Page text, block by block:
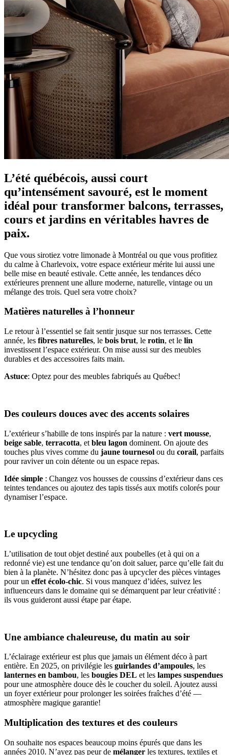
L’été québécois, aussi court
qu’intensément savouré, est le moment
idéal pour transformer balcons, terrasses,
cours et jardins en véritables havres de
paix.
Que vous sirotiez votre limonade à Montréal ou que vous profitiez
du calme à Charlevoix, votre espace extérieur mérite lui aussi une
belle mise en beauté estivale. Cette année, les tendances déco
extérieures prennent une allure moderne, naturelle, vintage ou un
mélange des trois. Quel sera votre choix?
Matières naturelles à l’honneur
Le retour à l’essentiel se fait sentir jusque sur nos terrasses. Cette
année, les fibres naturelles, le bois brut, le rotin, et le lin
investissent l’espace extérieur. On mise aussi sur des meubles
durables et des accessoires faits main.
Astuce: Optez pour des meubles fabriqués au Québec!
Des couleurs douces avec des accents solaires
L’extérieur s’habille de tons inspirés par la nature : vert mousse,
beige sable, terracotta, et bleu lagon dominent. On ajoute des
touches plus vives comme du jaune tournesol ou du corail, parfaits
pour raviver un coin détente ou un espace repas.
Idée simple : Changez vos housses de coussins d’extérieur dans ces
teintes tendances ou ajoutez des tapis tissés aux motifs colorés pour
dynamiser l’espace.
Le upcycling
L’utilisation de tout objet destiné aux poubelles (et à qui on a
redonné vie) est une tendance qu’on doit saluer, parce qu’elle fait du
bien à la planète. N’hésitez donc pas à upcycler des pièces vintages
pour un effet écolo-chic. Si vous manquez d’idées, suivez les
influenceurs dans le domaine qui se démarquent par leur créativité :
ils vous guideront aussi étape par étape.
Une ambiance chaleureuse, du matin au soir
L’éclairage extérieur est plus que jamais un élément déco à part
entière. En 2025, on privilégie les guirlandes d’ampoules, les
lanternes en bambou, les bougies DEL et les lampes suspendues
pour une atmosphère douce dès le coucher du soleil. Ajoutez aussi
un foyer extérieur pour prolonger les soirées fraîches d’été —
atmosphère magique garantie!
Multiplication des textures et des couleurs
On souhaite nos espaces beaucoup moins épurés que dans les
années 2010. N’ayez pas peur de mélanger les textures, textiles et